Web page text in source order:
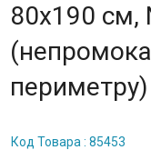
80x190
периметру)
Код Товара : 85453